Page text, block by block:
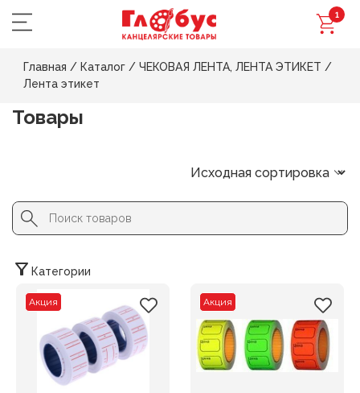
1
Главная / Каталог / ЧЕКОВАЯ ЛЕНТА, ЛЕНТА ЭТИКЕТ /
Лента этикет
Товары
Search
for:
Button
Категории
Акция Акция